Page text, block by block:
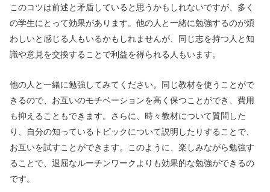
このコツは前述と矛盾していると思うかもしれないですが、多く
の学生にとって効果があります。他の人と一緒に勉強するのが煩
わしいと感じる人もいるかもしれませんが、同じ志を持つ人と知
識や意見を交換することで利益を得られる人もいます。
他の人と一緒に勉強してみてください。同じ教材を使うことがで
きるので、お互いのモチベーションを高く保つことができ、費用
も抑えることもできます。さらに、時々教材について質問した
り、自分の知っているトピックについて説明したりすることで、
お互いを試すことができます。このように、楽しみながら勉強す
ることで、退屈なルーチンワークよりも効果的な勉強ができるの
です。